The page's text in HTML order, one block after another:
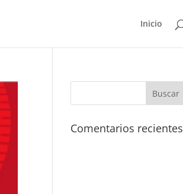
Inicio
Comentarios recientes